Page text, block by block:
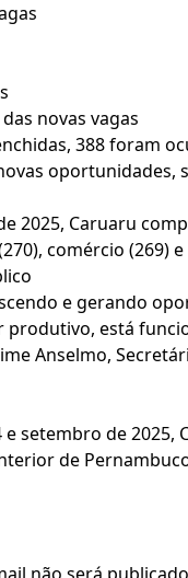
novas vagas
388 foram
oportunidades,
2025, Caruaru
comércio (269)
e gerando
produtivo, está
Anselmo,
setembro de
de